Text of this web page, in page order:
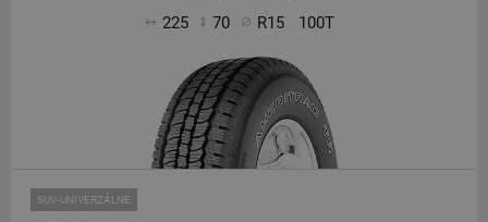
225 70 R15 100T
SUV-UNIVERZÁLNE